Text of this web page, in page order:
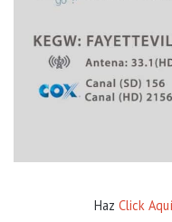
Haz Click Aquí